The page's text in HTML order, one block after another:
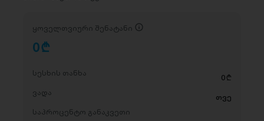
ყოველთვიური შენატანი
0D
სესხის თანხა 0 D
ვადა
თვე
საპროცენტო განაკვეთი